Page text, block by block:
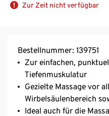
Zur Zeit nicht verfügbar
Bestellnummer: 139751
Zur einfachen,
Tiefenmuskulatur
Gezielte Massage vor
Wirbelsäulenbereich
Ideal auch für die